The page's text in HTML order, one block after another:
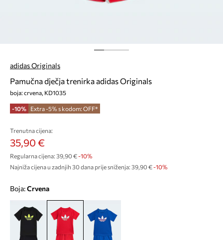
adidas Originals
Pamučna dječja trenirka adidas Originals
boja: crvena, KD1035
-10% Extra -5% s kodom: OFF*
Trenutna cijena:
35,90 €
Regularna cijena: 39,90 €-10%
Najniža cijena u zadnjih 30 dana prije sniženja: 39,90 € -10%
Boja: crvena